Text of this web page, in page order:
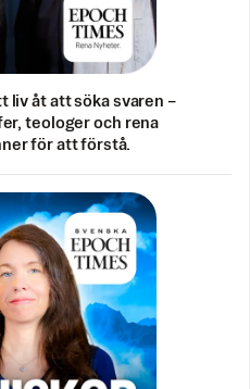
liv åt att söka svaren –
teologer och rena
för att förstå.